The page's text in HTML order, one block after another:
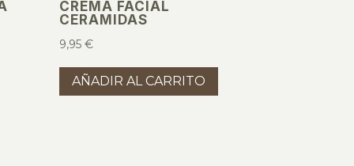
CREMA FACIAL
CERAMIDAS
9,95€
AÑADIR AL CARRITO